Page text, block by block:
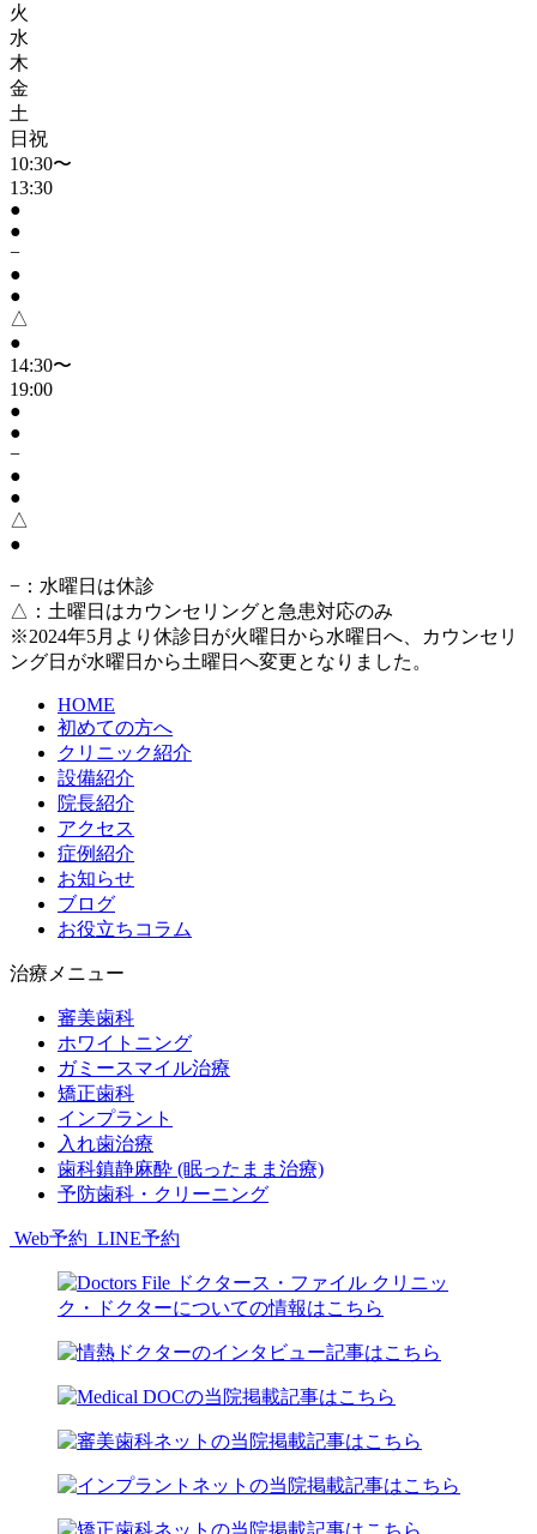
火
水
木
金
土
日祝
10:30〜
13:30
●
●
−
●
●
△
●
14:30〜
19:00
●
●
−
●
●
△
●
− ：水曜日は休診
△ ：土曜日はカウンセリングと急患対応のみ
※2024年5月より休診日が火曜日から水曜日へ、カウンセリ
ング日が水曜日から土曜日へ変更となりました。
HOME
初めての方へ
クリニック紹介
設備紹介
院長紹介
アクセス
症例紹介
お知らせ
ブログ
お役立ちコラム
治療メニュー
審美歯科
ホワイトニング
ガミースマイル治療
矯正歯科
インプラント
入れ歯治療
歯科鎮静麻酔 (眠ったまま治療)
予防歯科・クリーニング
Web予約 LINE予約